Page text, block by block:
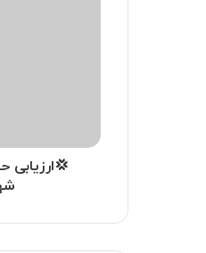
💢ارزیابی